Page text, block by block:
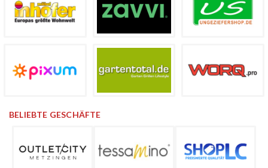
BELIEBTE GESCHÄFTE